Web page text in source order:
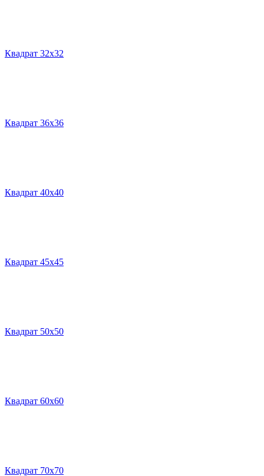
Квадрат 32х32
Квадрат 36х36
Квадрат 40х40
Квадрат 45х45
Квадрат 50х50
Квадрат 60х60
Квадрат 70х70